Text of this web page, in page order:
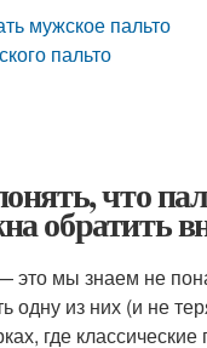
мужское пальто
пальто
что
обратить
это мы знаем не
из них (и не
где